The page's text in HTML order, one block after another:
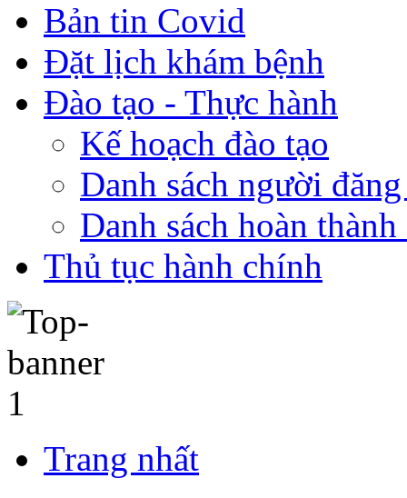
Bản tin Covid
Đặt lịch khám bệnh
Đào tạo - Thực hành
Kế hoạch đào tạo
Danh sách người
Danh sách hoàn
Thủ tục hành chính
Trang nhất